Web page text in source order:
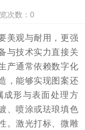
次数：0
美观与耐用，更强
与技术实力直接关
产通常依赖数字化
，能够实现图案还
成形与表面处理方
、喷涂或珐琅填色
。激光打标、微雕